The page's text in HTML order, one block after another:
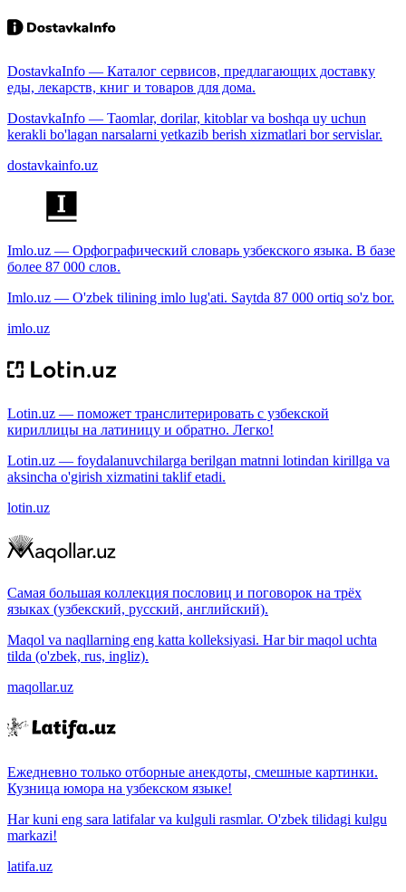
DostavkaInfo — Каталог сервисов, предлагающих доставку
еды, лекарств, книг и товаров для дома.
DostavkaInfo — Taomlar, dorilar, kitoblar va boshqa uy uchun
kerakli bo'lagan narsalarni yetkazib berish xizmatlari bor servislar.
dostavkainfo.uz
Imlo.uz — Орфографический словарь узбекского языка. В базе
более 87 000 слов.
Imlo.uz — O'zbek tilining imlo lug'ati. Saytda 87 000 ortiq so'z bor.
imlo.uz
Lotin.uz — поможет транслитерировать с узбекской
кириллицы на латиницу и обратно. Легко!
Lotin.uz — foydalanuvchilarga berilgan matnni lotindan kirillga va
aksincha o'girish xizmatini taklif etadi.
lotin.uz
Самая большая коллекция пословиц и поговорок на трёх
языках (узбекский, русский, английский).
Maqol va naqllarning eng katta kolleksiyasi. Har bir maqol uchta
tilda (o'zbek, rus, ingliz).
maqollar.uz
Ежедневно только отборные анекдоты, смешные картинки.
Кузница юмора на узбекском языке!
Har kuni eng sara latifalar va kulguli rasmlar. O'zbek tilidagi kulgu
markazi!
latifa.uz